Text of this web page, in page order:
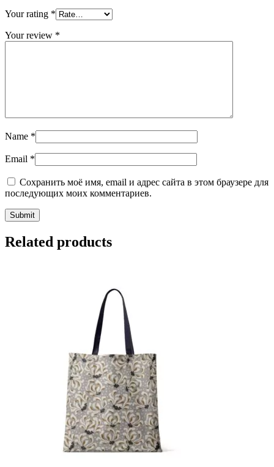
Your rating *
Your review *
Name *
Email *
Сохранить моё имя, email и адрес сайта в этом браузере для
последующих моих комментариев.
Related products